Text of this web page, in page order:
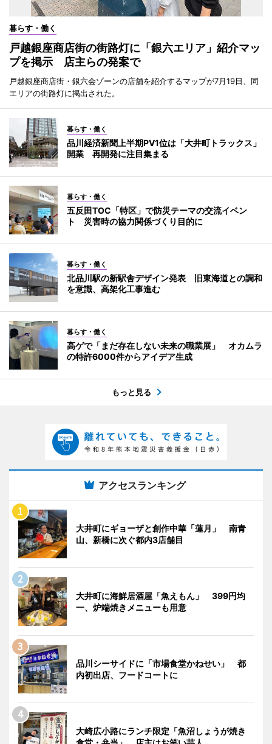
暮らす・働く
戸越銀座商店街の街路灯に「銀六エリア」紹介マッ
プを掲示 店主らの発案で
戸越銀座商店街・銀六会ゾーンの店舗を紹介するマップが7月19日、同
エリアの街路灯に掲出された。
暮らす・働く
品川経済新聞上半期PV1位は「大井町トラックス」
開業 再開発に注目集まる
暮らす・働く
五反田TOC「特区」で防災テーマの交流イベン
ト 災害時の協力関係づくり目的に
暮らす・働く
北品川駅の新駅舎デザイン発表 旧東海道との調和
を意識、高架化工事進む
暮らす・働く
高ゲで「まだ存在しない未来の職業展」 オカムラ
の特許6000件からアイデア生成
もっと見る
アクセスランキング
大井町にギョーザと創作中華「蓮月」 南青
山、新橋に次ぐ都内3店舗目
大井町に海鮮居酒屋「魚えもん」 399円均
一、炉端焼きメニューも用意
品川シーサイドに「市場食堂かねせい」 都
内初出店、フードコートに
大崎広小路にランチ限定「魚沼しょうが焼き